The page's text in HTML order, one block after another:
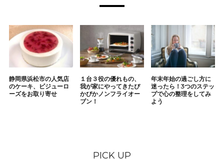
静岡県浜松市の人気店
のケーキ、ビジューロ
ーズをお取り寄せ
１台３役の優れもの、
我が家にやってきたぴ
かぴかノンフライオー
ブン！
年末年始の過ごし方に
迷ったら！3つのステッ
プで心の整理をしてみ
よう
PICK UP